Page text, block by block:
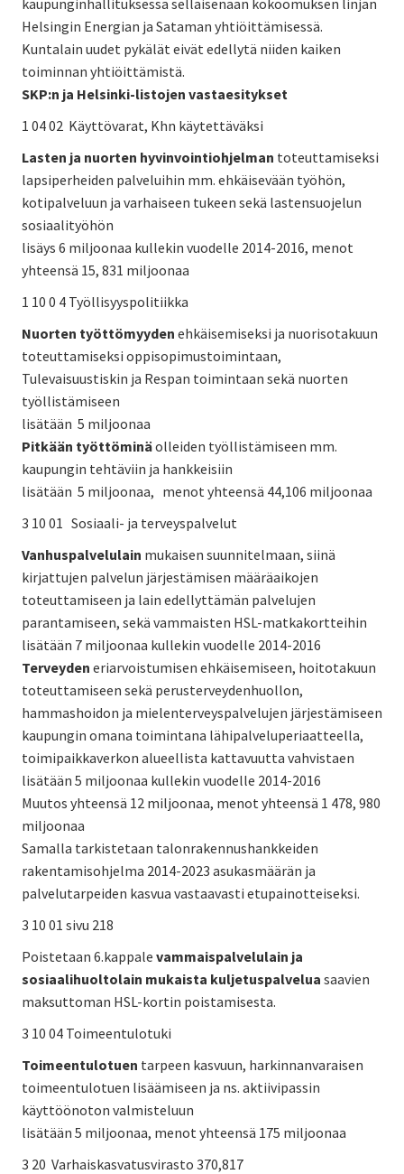
Helsingin Energian ja Sataman yhtiöittämisessä.
Kuntalain uudet pykälät eivät edellytä niiden kaiken
toiminnan yhtiöittämistä.
SKP:n ja Helsinki-listojen vastaesitykset
1 04 02 Käyttövarat, Khn käytettäväksi
Lasten ja nuorten hyvinvointiohjelman toteuttamiseksi
lapsiperheiden palveluihin mm. ehkäisevään työhön,
kotipalveluun ja varhaiseen tukeen sekä lastensuojelun
sosiaalityöhön
lisäys 6 miljoonaa kullekin vuodelle 2014-2016, menot
yhteensä 15, 831 miljoonaa
1 10 0 4 Työllisyyspolitiikka
Nuorten työttömyyden ehkäisemiseksi ja nuorisotakuun
toteuttamiseksi oppisopimustoimintaan,
Tulevaisuustiskin ja Respan toimintaan sekä nuorten
työllistämiseen
lisätään 5 miljoonaa
Pitkään työttöminäolleiden työllistämiseen mm.
kaupungin tehtäviin ja hankkeisiin
lisätään 5 miljoonaa, menot yhteensä 44,106 miljoonaa
3 10 01 Sosiaali- ja terveyspalvelut
Vanhuspalvelulain mukaisen suunnitelmaan, siinä
kirjattujen palvelun järjestämisen määräaikojen
toteuttamiseen ja lain edellyttämän palvelujen
parantamiseen, sekä vammaisten HSL-matkakortteihin
lisätään 7 miljoonaa kullekin vuodelle 2014-2016
Terveyden eriarvoistumisen ehkäisemiseen, hoitotakuun
toteuttamiseen sekä perusterveydenhuollon,
hammashoidon ja mielenterveyspalvelujen järjestämiseen
kaupungin omana toimintana lähipalveluperiaatteella,
toimipaikkaverkon alueellista kattavuutta vahvistaen
lisätään 5 miljoonaa kullekin vuodelle 2014-2016
Muutos yhteensä 12 miljoonaa, menot yhteensä 1 478, 980
miljoonaa
Samalla tarkistetaan talonrakennushankkeiden
rakentamisohjelma 2014-2023 asukasmäärän ja
palvelutarpeiden kasvua vastaavasti etupainotteiseksi.
3 10 01 sivu 218
Poistetaan 6.kappale vammaispalvelulain ja
sosiaalihuoltolain mukaista kuljetuspalvelua saavien
maksuttoman HSL-kortin poistamisesta.
3 10 04 Toimeentulotuki
Toimeentulotuen tarpeen kasvuun, harkinnanvaraisen
toimeentulotuen lisäämiseen ja ns. aktiivipassin
käyttöönoton valmisteluun
lisätään 5 miljoonaa, menot yhteensä 175 miljoonaa
3 20 Varhaiskasvatusvirasto 370,817